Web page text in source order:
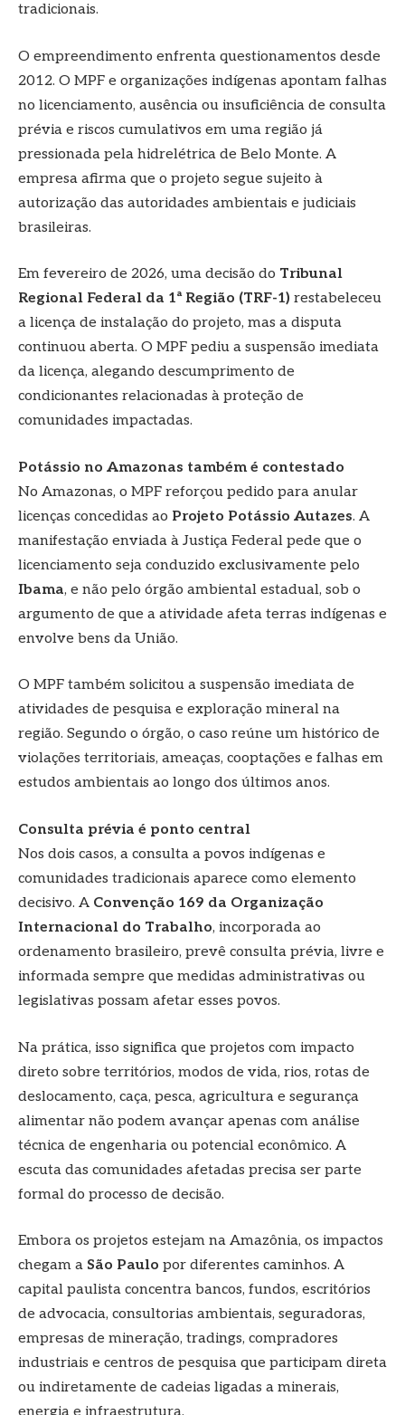
tradicionais.
O empreendimento enfrenta questionamentos desde
2012. O MPF e organizações indígenas apontam falhas
no licenciamento, ausência ou insuficiência de consulta
prévia e riscos cumulativos em uma região já
pressionada pela hidrelétrica de Belo Monte. A
empresa afirma que o projeto segue sujeito à
autorização das autoridades ambientais e judiciais
brasileiras.
Em fevereiro de 2026, uma decisão do Tribunal
Regional Federal da 1ª Região (TRF-1) restabeleceu
a licença de instalação do projeto, mas a disputa
continuou aberta. O MPF pediu a suspensão imediata
da licença, alegando descumprimento de
condicionantes relacionadas à proteção de
comunidades impactadas.
Potássio no Amazonas também é contestado
No Amazonas, o MPF reforçou pedido para anular
licenças concedidas ao Projeto Potássio Autazes. A
manifestação enviada à Justiça Federal pede que o
licenciamento seja conduzido exclusivamente pelo
Ibama, e não pelo órgão ambiental estadual, sob o
argumento de que a atividade afeta terras indígenas e
envolve bens da União.
O MPF também solicitou a suspensão imediata de
atividades de pesquisa e exploração mineral na
região. Segundo o órgão, o caso reúne um histórico de
violações territoriais, ameaças, cooptações e falhas em
estudos ambientais ao longo dos últimos anos.
Consulta prévia é ponto central
Nos dois casos, a consulta a povos indígenas e
comunidades tradicionais aparece como elemento
decisivo. A Convenção 169 da Organização
Internacional do Trabalho, incorporada ao
ordenamento brasileiro, prevê consulta prévia, livre e
informada sempre que medidas administrativas ou
legislativas possam afetar esses povos.
Na prática, isso significa que projetos com impacto
direto sobre territórios, modos de vida, rios, rotas de
deslocamento, caça, pesca, agricultura e segurança
alimentar não podem avançar apenas com análise
técnica de engenharia ou potencial econômico. A
escuta das comunidades afetadas precisa ser parte
formal do processo de decisão.
Embora os projetos estejam na Amazônia, os impactos
chegam a São Paulo por diferentes caminhos. A
capital paulista concentra bancos, fundos, escritórios
de advocacia, consultorias ambientais, seguradoras,
empresas de mineração, tradings, compradores
industriais e centros de pesquisa que participam direta
ou indiretamente de cadeias ligadas a minerais,